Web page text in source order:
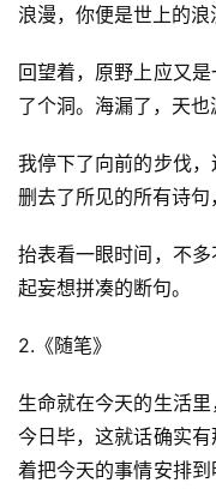
浪漫，你便是世上的浪
回望着，原野上应又
了个洞。海漏了，天也
我停下了向前的步伐
删去了所见的所有诗句
抬表看一眼时间，不
起妄想拼凑的断句。
2.《随笔》
生命就在今天的生活
今日毕，这就话确实
着把今天的事情安排